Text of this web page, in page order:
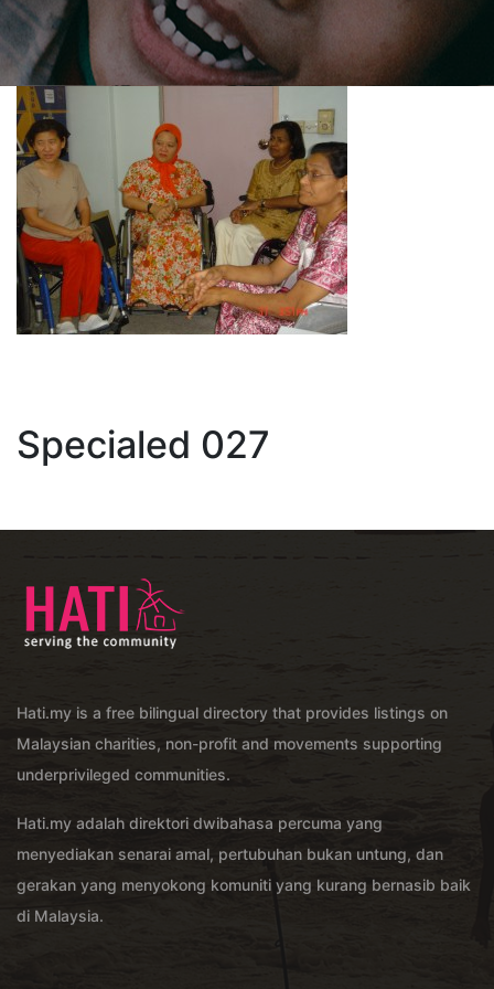
Specialed 027
Hati.my is a free bilingual directory that provides listings on
Malaysian charities, non-profit and movements supporting
underprivileged communities.
Hati.my adalah direktori dwibahasa percuma yang
menyediakan senarai amal, pertubuhan bukan untung, dan
gerakan yang menyokong komuniti yang kurang bernasib baik
di Malaysia.